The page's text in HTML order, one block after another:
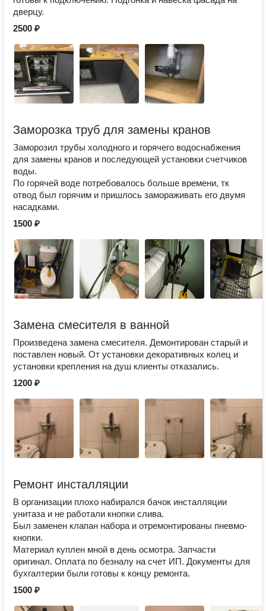
дверцу.
2500 ₽
Заморозка труб для замены кранов
Заморозил трубы холодного и горячего водоснабжения
для замены кранов и последующей установки счетчиков
воды.
По горячей воде потребовалось больше времени, тк
отвод был горячим и пришлось замораживать его двумя
насадками.
1500 ₽
Замена смесителя в ванной
Произведена замена смесителя. Демонтирован старый и
поставлен новый. От установки декоративных колец и
установки крепления на душ клиенты отказались.
1200 ₽
Ремонт инсталляции
В организации плохо набирался бачок инсталляции
унитаза и не работали кнопки слива.
Был заменен клапан набора и отремонтированы пневмо-
кнопки.
Материал куплен мной в день осмотра. Запчасти
оригинал. Оплата по безналу на счет ИП. Документы для
бухгалтерии были готовы к концу ремонта.
1500 ₽